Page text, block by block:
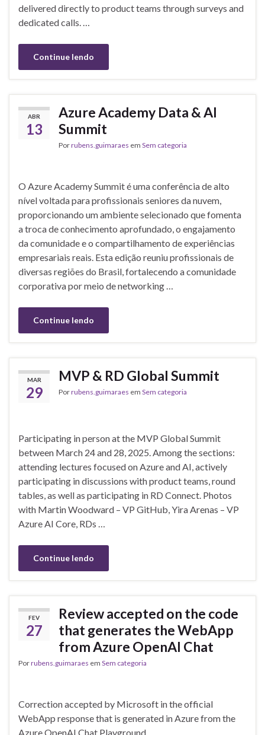
delivered directly to product teams through surveys and
dedicated calls. …
Continue lendo
ABR
13
Azure Academy Data & AI
Summit
Porrubens.guimaraes em Sem categoria
O Azure Academy Summit é uma conferência de alto
nível voltada para profissionais seniores da nuvem,
proporcionando um ambiente selecionado que fomenta
a troca de conhecimento aprofundado, o engajamento
da comunidade e o compartilhamento de experiências
empresariais reais. Esta edição reuniu profissionais de
diversas regiões do Brasil, fortalecendo a comunidade
corporativa por meio de networking …
Continue lendo
MAR
29
MVP & RD Global Summit
Porrubens.guimaraes em Sem categoria
Participating in person at the MVP Global Summit
between March 24 and 28, 2025. Among the sections:
attending lectures focused on Azure and AI, actively
participating in discussions with product teams, round
tables, as well as participating in RD Connect. Photos
with Martin Woodward – VP GitHub, Yira Arenas – VP
Azure AI Core, RDs …
Continue lendo
FEV
27
Review accepted on the code
that generates the WebApp
from Azure OpenAI Chat
Porrubens.guimaraes em Sem categoria
Correction accepted by Microsoft in the official
WebApp response that is generated in Azure from the
Azure OpenAI Chat Playground.